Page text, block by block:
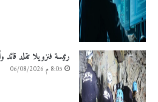
رئيسة فنزويلا تقلد
8:05 م 06/08/2026